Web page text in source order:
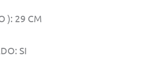
): 29 CM
SI